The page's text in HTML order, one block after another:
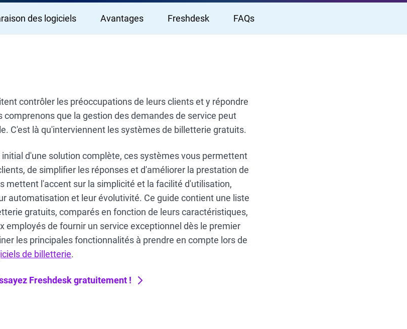
des logiciels Avantages Freshdesk FAQs
contrôler les préoccupations de leurs clients et y répondre
comprenons que la gestion des demandes de service peut
C'est là qu'interviennent les systèmes de billetterie gratuits.
d'une solution complète, ces systèmes vous permettent
de simplifier les réponses et d'améliorer la prestation de
mettent l'accent sur la simplicité et la facilité d'utilisation,
automatisation et leur évolutivité. Ce guide contient une liste
gratuits, comparés en fonction de leurs caractéristiques,
employés de fournir un service exceptionnel dès le premier
les principales fonctionnalités à prendre en compte lors de
de billetterie.
Freshdesk gratuitement !